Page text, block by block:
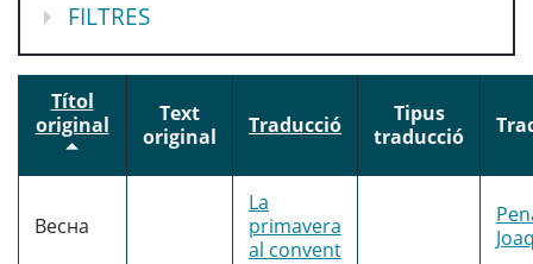
MOSTRA
FILTRES
Títol
original
Text
original
Traducció
Tipus
traducció
Весна
La
primavera
al convent